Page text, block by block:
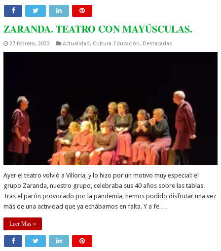
ZARANDA. TEATRO CON MAYÚSCULAS.
27 febrero, 2022 Actualidad, Cultura-Educación, Destacadas
Ayer el teatro volvió a Villoria, y lo hizo por un motivo muy especial: el
grupo Zaranda, nuestro grupo, celebraba sus 40 años sobre las tablas.
Tras el parón provocado por la pandemia, hemos podido disfrutar una vez
más de una actividad que ya echábamos en falta. Y a fe …
Leer Mas »